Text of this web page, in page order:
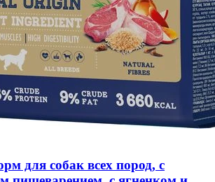
для собак всех пород, с